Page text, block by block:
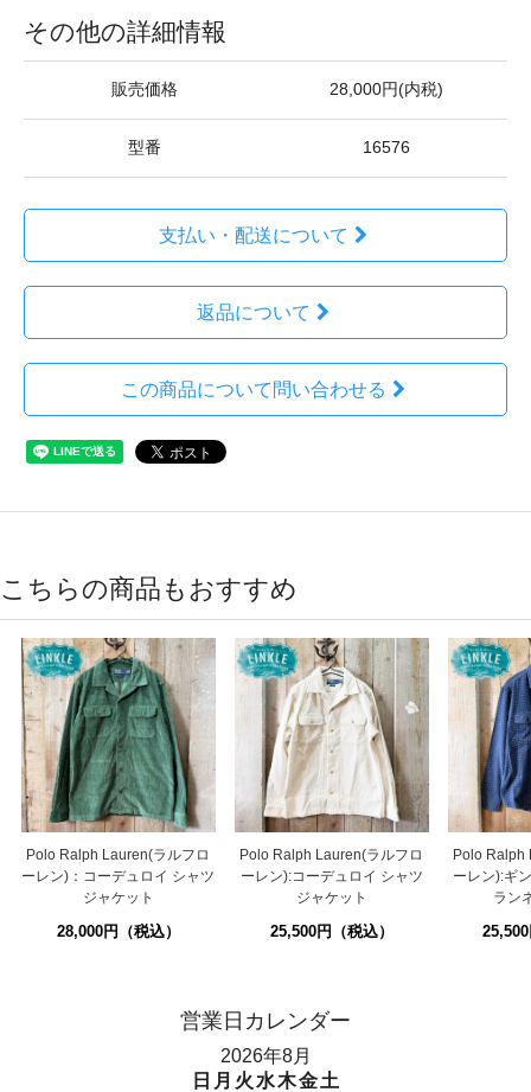
その他の詳細情報
販売価格 28,000円(内税)
型番 16576
支払い・配送について
返品について
この商品について問い合わせる
こちらの商品もおすすめ
Polo Ralph Lauren(ラルフロ
ーレン)：コーデュロイ シャツ
ジャケット
28,000円（税込）
Polo Ralph Lauren(ラルフロ
ーレン):コーデュロイ シャツ
ジャケット
25,500円（税込）
Polo Ralph
ーレン):ギ
ラン
営業日カレンダー
2026年8月
日 月 火 水木金土